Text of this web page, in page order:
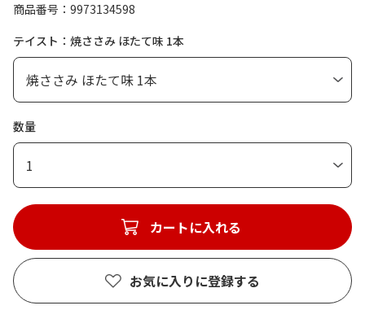
商品番号
9973134598
テイスト：焼ささみ ほたて味 1本
数量
1
カートに入れる
お気に入りに登録する